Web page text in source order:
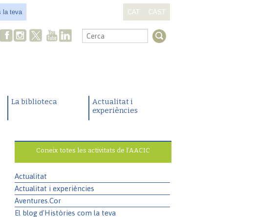
la teva CAT CAST
.
La biblioteca
Actualitat i
experiències
Coneix totes les activitats de l’AACIC
Actualitat
Actualitat i experiències
Aventures.Cor
El blog d'Històries com la teva